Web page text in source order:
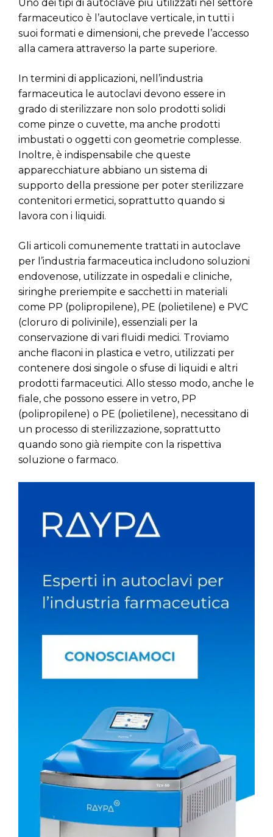
Uno dei tipi di autoclave più utilizzati nel settore
farmaceutico è l’autoclave verticale, in tutti i
suoi formati e dimensioni, che prevede l’accesso
alla camera attraverso la parte superiore.
In termini di applicazioni, nell’industria
farmaceutica le autoclavi devono essere in
grado di sterilizzare non solo prodotti solidi
come pinze o cuvette, ma anche prodotti
imbustati o oggetti con geometrie complesse.
Inoltre, è indispensabile che queste
apparecchiature abbiano un sistema di
supporto della pressione per poter sterilizzare
contenitori ermetici, soprattutto quando si
lavora con i liquidi.
Gli articoli comunemente trattati in autoclave
per l’industria farmaceutica includono soluzioni
endovenose, utilizzate in ospedali e cliniche,
siringhe preriempite e sacchetti in materiali
come PP (polipropilene), PE (polietilene) e PVC
(cloruro di polivinile), essenziali per la
conservazione di vari fluidi medici. Troviamo
anche flaconi in plastica e vetro, utilizzati per
contenere dosi singole o sfuse di liquidi e altri
prodotti farmaceutici. Allo stesso modo, anche le
fiale, che possono essere in vetro, PP
(polipropilene) o PE (polietilene), necessitano di
un processo di sterilizzazione, soprattutto
quando sono già riempite con la rispettiva
soluzione o farmaco.